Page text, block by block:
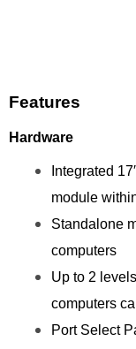
Features
Hardware
Integrated
module
Standalone
computers
Up to 2
computers
Port Select